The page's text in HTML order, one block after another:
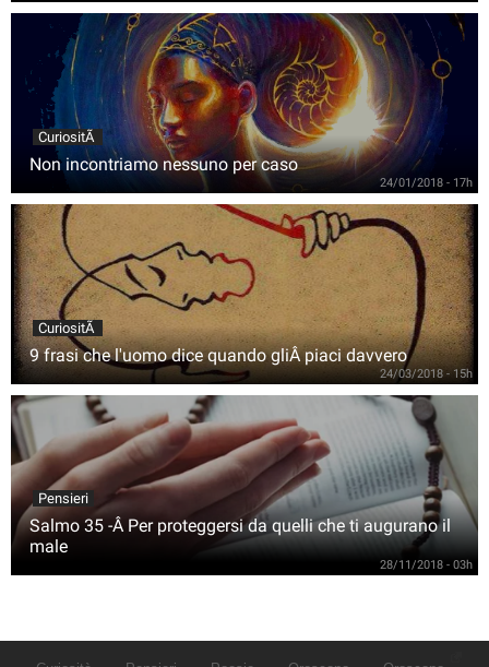
CuriositÃ
Non incontriamo nessuno per caso
24/01/2018 - 17h
CuriositÃ
9 frasi che l'uomo dice quando gliÂ piaci davvero
24/03/2018 - 15h
Pensieri
Salmo 35 -Â Per proteggersi da quelli che ti augurano il
male
28/11/2018 - 03h